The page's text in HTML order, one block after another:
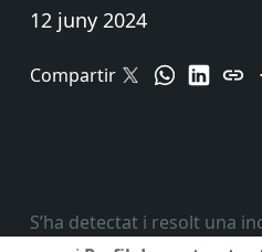
12 juny 2024
Compartir
S’ha detectat i resolt una